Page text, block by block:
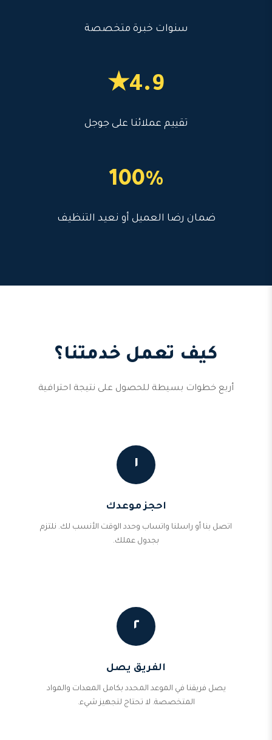
سنوات خبرة متخصصة
4.9★
تقييم عملائنا على جوجل
100%
ضمان رضا العميل أو نعيد التنظيف
كيف تعمل خدمتنا؟
أربع خطوات بسيطة للحصول على نتيجة احترافية
١
احجز موعدك
اتصل بنا أو راسلنا واتساب وحدد الوقت الأنسب لك. نلتزم
بجدول عملك.
٢
الفريق يصل
يصل فريقنا في الموعد المحدد بكامل المعدات والمواد
المتخصصة. لا تحتاج لتجهيز شيء.